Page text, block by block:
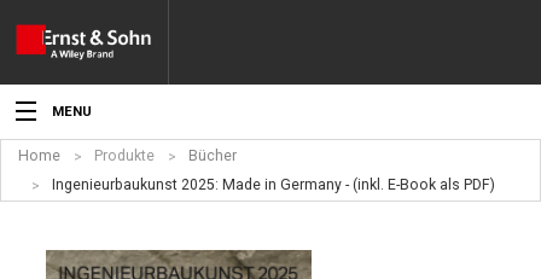
MENU
Aktuelles
Angebote
Home Produkte
Bücher
Ingenieurbaukunst 2025: Made in Germany - (inkl. E-Book als PDF)